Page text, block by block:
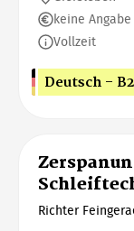
keine Angabe
Vollzeit
Deutsch -
Richter